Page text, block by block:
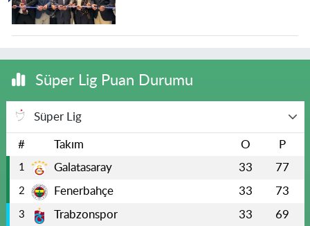
Süper Lig Puan Durumu
Süper Lig
# Takım O P
1 Galatasaray 33 77
2 Fenerbahçe 33 73
3 Trabzonspor 33 69